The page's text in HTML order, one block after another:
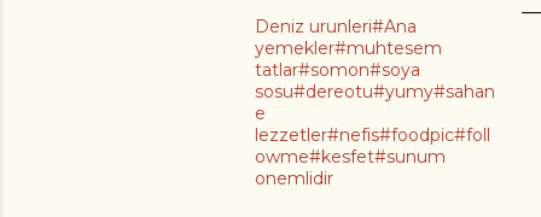
Deniz urunleri#Ana
yemekler#muhtesem
tatlar#somon#soya
sosu#dereotu#yumy#sahan
e
lezzetler#nefis#foodpic#foll
owme#kesfet#sunum
onemlidir